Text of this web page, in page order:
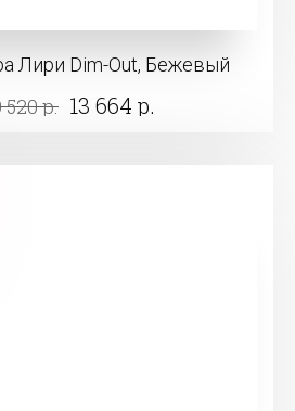
Лири Dim-Out, Бежевый
520 р. 13 664 р.